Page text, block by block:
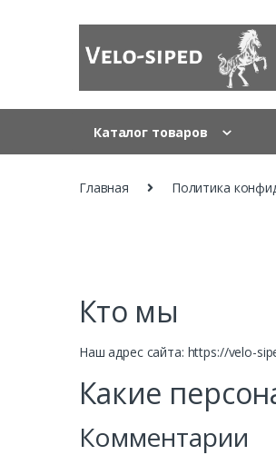
Каталог товаров
Главная Политика
Кто мы
Наш адрес сайта: https://velo-
Какие
Комментарии